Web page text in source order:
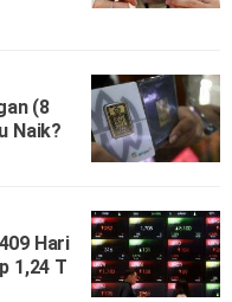
(8
Naik?
Hari
1,24 T